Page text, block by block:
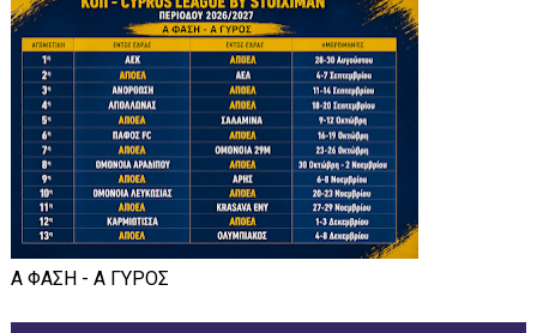
Α ΦΑΣΗ - Α ΓΥΡΟΣ